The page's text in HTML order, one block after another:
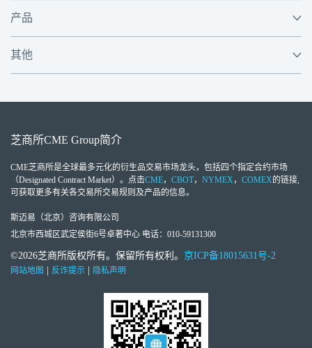
产品
其他
芝商所CME Group简介
CME芝商所是全球最多元化的衍生品交易市场龙头，包括四个指定合约市场
（Designated Contract Market）。点击CME， CBOT， NYMEX， COMEX的链接,
可获取更多有关各交易所交易规则及产品的信息。
斯迈易（北京）咨询有限公司
北京市西城区武定侯街6号卓著中心 电话：010-59131300
©2026芝商所版权所有。保留所有权利。 京ICP备18015631号-2
网站地图 反诈提示 隐私声明